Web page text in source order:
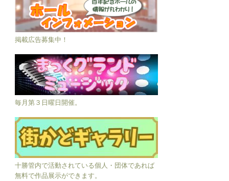
掲載広告募集中！
毎月第３日曜日開催。
十勝管内で活動されている個人・団体であれば
無料で作品展示ができます。